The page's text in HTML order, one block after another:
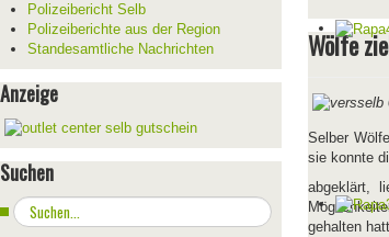
Polizeibericht Selb
Polizeiberichte aus der Region
Standesamtliche Nachrichten
Anzeige
Suchen
Suchen
...
Wölfe
Selber
sie konnte
abgeklärt,
gehalten